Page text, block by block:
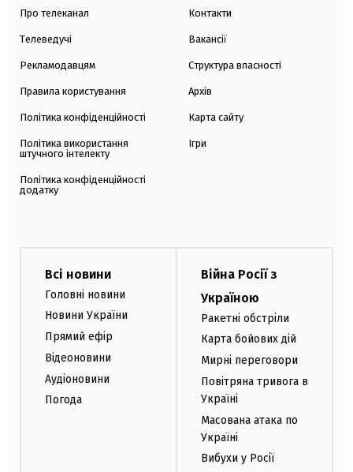
Про телеканал
Телеведучі
Рекламодавцям
Правила користування
Політика конфіденційності
Політика використання
штучного інтелекту
Політика конфіденційності
додатку
Контакти
Вакансії
Структура власності
Архів
Карта сайту
Ігри
Всі новини
Головні новини
Новини України
Прямий ефір
Відеоновини
Аудіоновини
Погода
Війна Росії з
Україною
Ракетні обстріли
Карта бойових дій
Мирні переговори
Повітряна тривога в
Україні
Масована атака по
Україні
Вибухи у Росії